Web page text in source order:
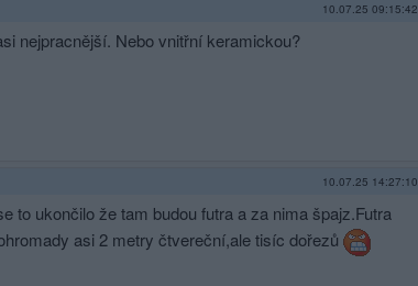
10.07.25 09:15:42
nejpracnější. Nebo vnitřní keramickou?
10.07.25 14:27:10
to ukončilo že tam budou futra a za nima špajz.Futra
asi 2 metry čtvereční,ale tisíc dořezů